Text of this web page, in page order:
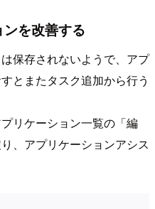
を改善する
保存されないようで、アプ
とまたタスク追加から行う
リケーション一覧の「編
、アプリケーションアシス